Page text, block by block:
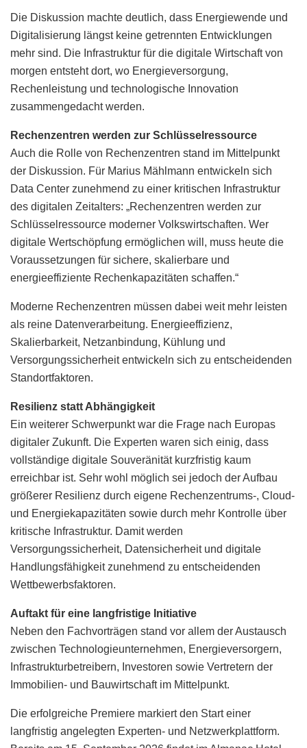
Die Diskussion machte deutlich, dass Energiewende und
Digitalisierung längst keine getrennten Entwicklungen
mehr sind. Die Infrastruktur für die digitale Wirtschaft von
morgen entsteht dort, wo Energieversorgung,
Rechenleistung und technologische Innovation
zusammengedacht werden.
Rechenzentren werden zur Schlüsselressource
Auch die Rolle von Rechenzentren stand im Mittelpunkt
der Diskussion. Für Marius Mählmann entwickeln sich
Data Center zunehmend zu einer kritischen Infrastruktur
des digitalen Zeitalters: „Rechenzentren werden zur
Schlüsselressource moderner Volkswirtschaften. Wer
digitale Wertschöpfung ermöglichen will, muss heute die
Voraussetzungen für sichere, skalierbare und
energieeffiziente Rechenkapazitäten schaffen.“
Moderne Rechenzentren müssen dabei weit mehr leisten
als reine Datenverarbeitung. Energieeffizienz,
Skalierbarkeit, Netzanbindung, Kühlung und
Versorgungssicherheit entwickeln sich zu entscheidenden
Standortfaktoren.
Resilienz statt Abhängigkeit
Ein weiterer Schwerpunkt war die Frage nach Europas
digitaler Zukunft. Die Experten waren sich einig, dass
vollständige digitale Souveränität kurzfristig kaum
erreichbar ist. Sehr wohl möglich sei jedoch der Aufbau
größerer Resilienz durch eigene Rechenzentrums-, Cloud-
und Energiekapazitäten sowie durch mehr Kontrolle über
kritische Infrastruktur. Damit werden
Versorgungssicherheit, Datensicherheit und digitale
Handlungsfähigkeit zunehmend zu entscheidenden
Wettbewerbsfaktoren.
Auftakt für eine langfristige Initiative
Neben den Fachvorträgen stand vor allem der Austausch
zwischen Technologieunternehmen, Energieversorgern,
Infrastrukturbetreibern, Investoren sowie Vertretern der
Immobilien- und Bauwirtschaft im Mittelpunkt.
Die erfolgreiche Premiere markiert den Start einer
langfristig angelegten Experten- und Netzwerkplattform.